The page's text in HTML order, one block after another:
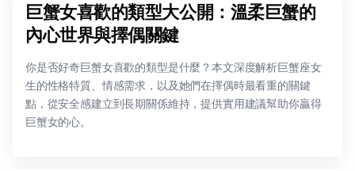
巨蟹女喜歡的類型大公開：溫柔巨蟹的
內心世界與擇偶關鍵
你是否好奇巨蟹女喜歡的類型是什麼？本文深度解析巨蟹座女
生的性格特質、情感需求，以及她們在擇偶時最看重的關鍵
點，從安全感建立到長期關係維持，提供實用建議幫助你贏得
巨蟹女的心。